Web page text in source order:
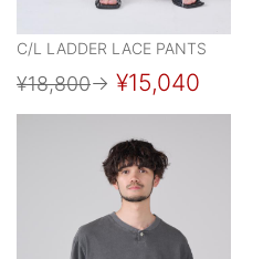
C/L LADDER LACE PANTS
¥18,800→ ¥15,040